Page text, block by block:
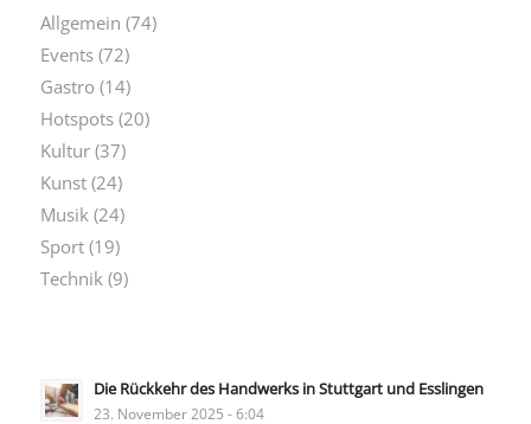
Allgemein (74)
Events(72)
Gastro (14)
Hotspots(20)
Kultur(37)
Kunst(24)
Musik (24)
Sport(19)
Technik (9)
Die Rückkehr des Handwerks in Stuttgart und Esslingen
23. November 2025 - 6:04